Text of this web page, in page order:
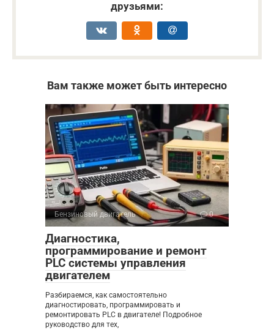
друзьями:
Вам также может быть интересно
Бензиновый двигатель 0
Диагностика,
программирование и ремонт
PLC системы управления
двигателем
Разбираемся, как самостоятельно
диагностировать, программировать и
ремонтировать PLC в двигателе! Подробное
руководство для тех,